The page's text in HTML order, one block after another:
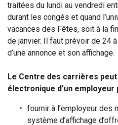
traitées du lundi au vendredi
durant les congés et quand
vacances des Fêtes, soit à la
de janvier. Il faut prévoir de 24
d’une annonce et son affichage.
Le Centre des carrières
électronique d’un employeur
fournir à l’employeur des
système d’affichage